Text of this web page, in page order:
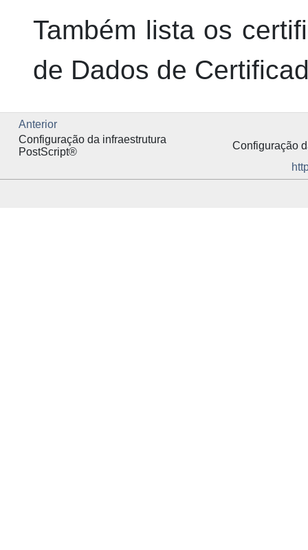
Também lista os
de Dados de
Anterior
Configuração da infraestrutura
PostScript®
Configuração